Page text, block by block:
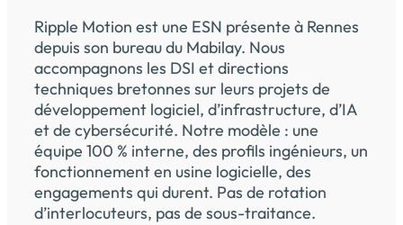
Ripple Motion est une ESN présente à Rennes
depuis son bureau du Mabilay. Nous
accompagnons les DSI et directions
techniques bretonnes sur leurs projets de
développement logiciel, d’infrastructure, d’IA
et de cybersécurité. Notre modèle : une
équipe 100 % interne, des profils ingénieurs, un
fonctionnement en usine logicielle, des
engagements qui durent. Pas de rotation
d’interlocuteurs, pas de sous-traitance.